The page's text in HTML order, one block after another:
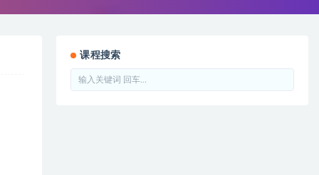
课程搜索